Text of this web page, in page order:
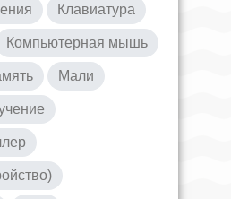
Клавиатура
Компьютерная мышь
Мали